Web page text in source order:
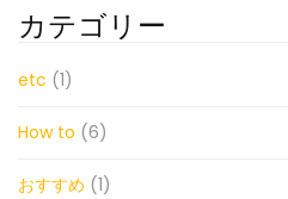
カ
イ
ブ
カテゴリー
etc (1)
How to (6)
おすすめ (1)